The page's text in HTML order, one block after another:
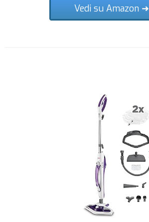
Vedi su Amazon ➜